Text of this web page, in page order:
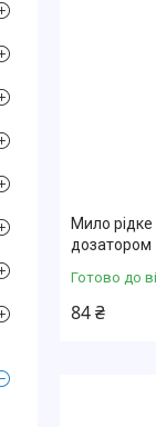
Мило
дозатором
Готово до
84 ₴